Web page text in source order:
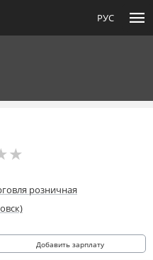
РУС menu
★
★
розничная
Добавить зарплату